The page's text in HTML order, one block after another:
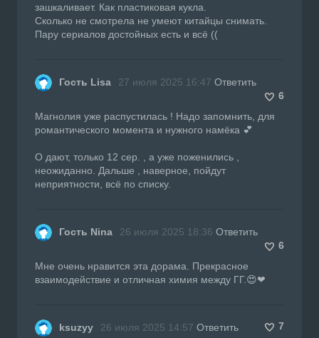
зашкаливает. Как пластиковая кукла.
Сколько не смотрела не умеют китайцы снимать.
Пару сериалов достойных есть и всё ((
Гость Lisa 27 июля 2025 16:47 Ответить
6
Магнолия уже распустилась ! Надо запомнить, для
романтического момента и нужного намёка 💕
О дают, только 12 сер. , а уже поженились ,
неожиданно. Дальше , наверное, пойдут
неприятности, всё по списку.
Гость Nina 26 июля 2025 18:36 Ответить
6
Мне очень нравится эта дорама. Прекрасное
взаимодействие и отличная химия между ГГ.😍❤
ksuzyy 26 июля 2025 14:57 Ответить
7